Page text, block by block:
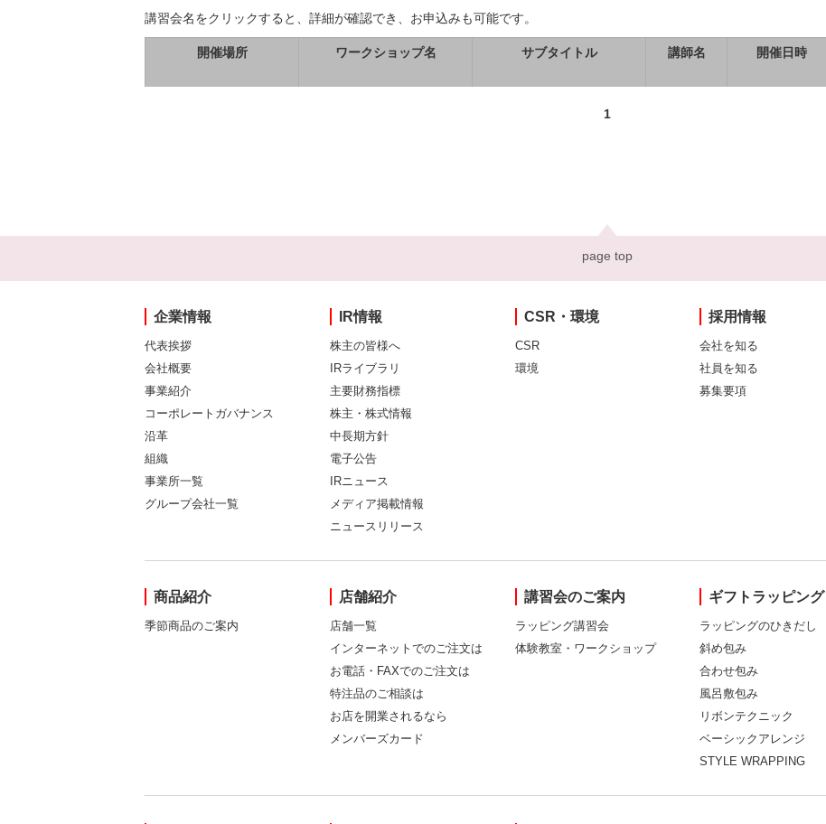
講習会名をクリックすると、詳細が確認でき、お申込みも可能です。
開催場所 ワークショップ名 サブタイトル 講師名 開催日時
1
page top
企業情報
代表挨拶
会社概要
事業紹介
コーポレートガバナンス
沿革
組織
事業所一覧
グループ会社一覧
IR情報
株主の皆様へ
IRライブラリ
主要財務指標
株主・株式情報
中長期方針
電子公告
IRニュース
メディア掲載情報
ニュースリリース
CSR・環境
CSR
環境
採用情報
会社を知る
社員を知る
募集要項
商品紹介
季節商品のご案内
店舗紹介
店舗一覧
インターネットでのご注文は
お電話・FAXでのご注文は
特注品のご相談は
お店を開業されるなら
メンバーズカード
講習会のご案内
ラッピング講習会
体験教室・ワークショップ
ギフトラッピング
ラッピングのひきだし
斜め包み
合わせ包み
風呂敷包み
リボンテクニック
ベーシックアレンジ
STYLE WRAPPING